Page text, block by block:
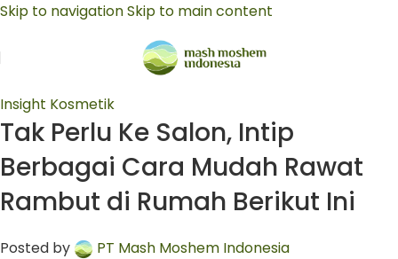
Skip to navigationSkip to main content
Insight Kosmetik
Tak Perlu Ke Salon, Intip
Berbagai Cara Mudah Rawat
Rambut di Rumah Berikut Ini
Posted by
PT Mash Moshem Indonesia